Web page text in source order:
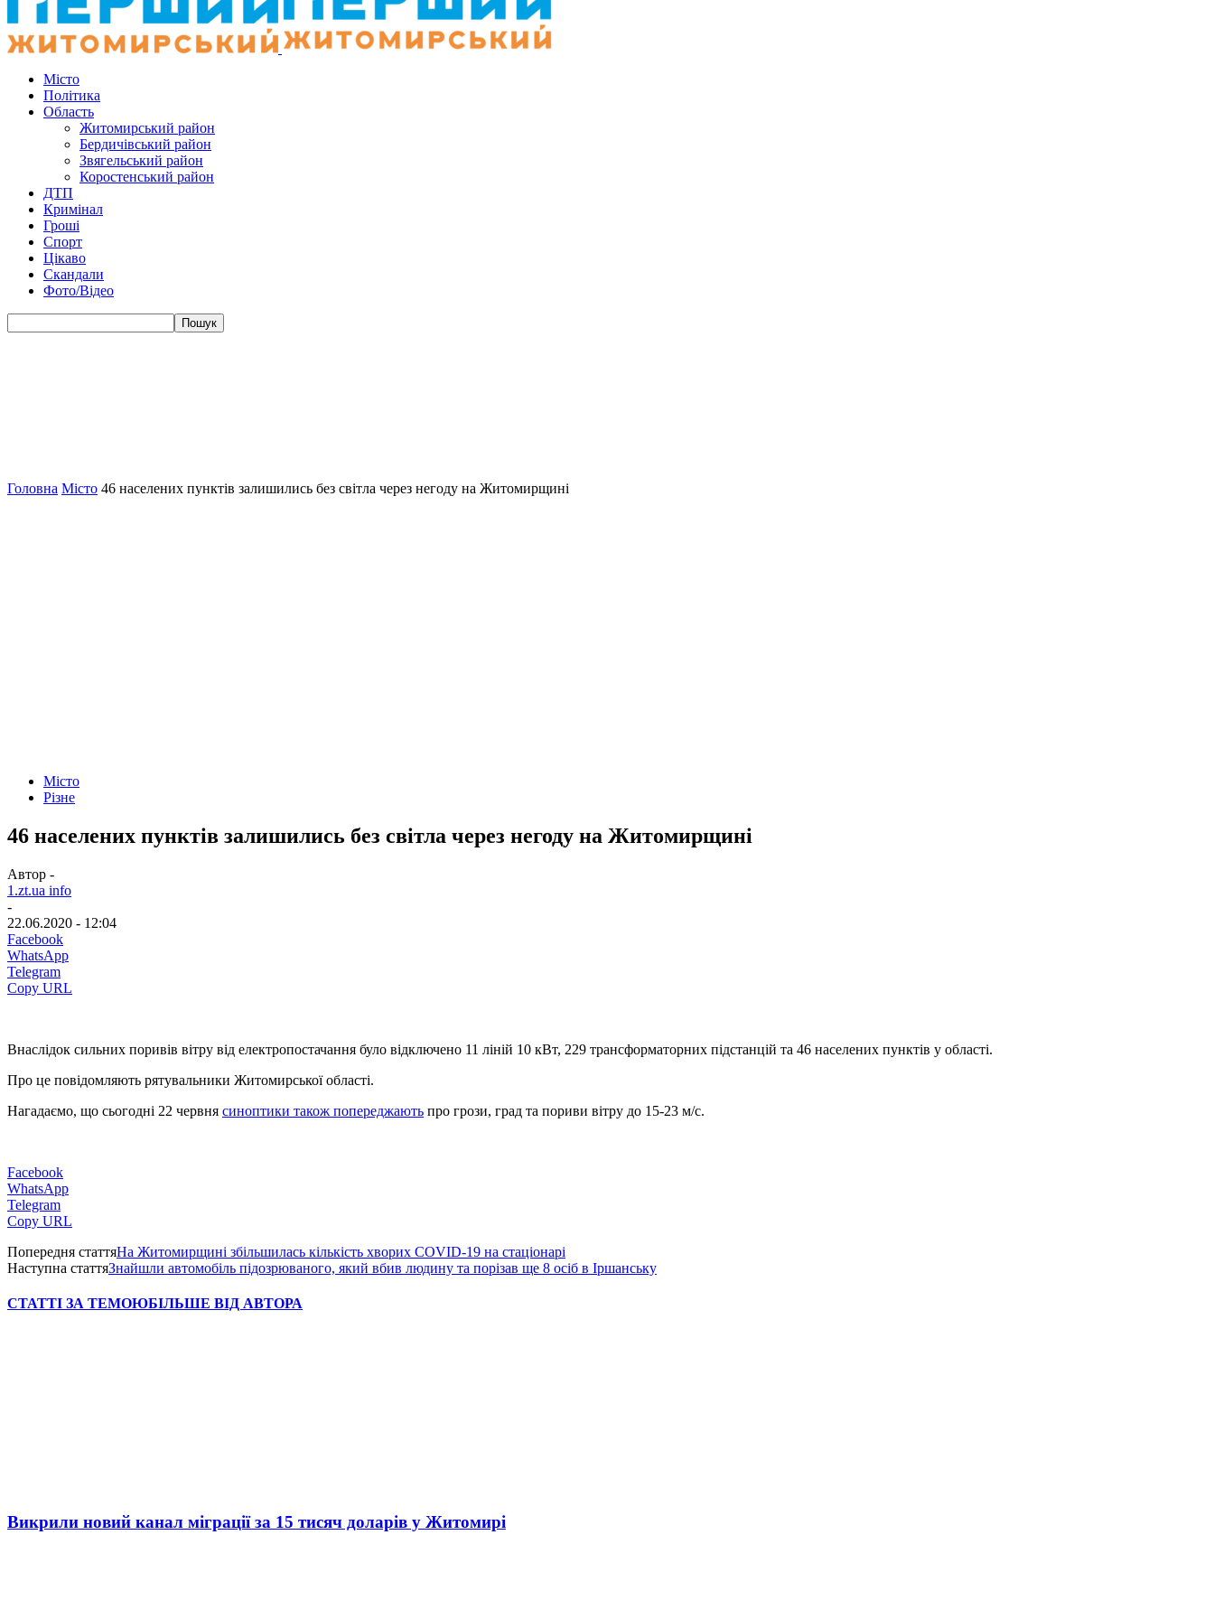
Місто
Політика
Область
Житомирський район
Бердичівський район
Звягельський район
Коростенський район
ДТП
Кримінал
Гроші
Спорт
Цікаво
Скандали
Фото/Відео
Головна Місто 46 населених пунктів залишились без світла через негоду на Житомирщині
Місто
Різне
46 населених пунктів залишились без світла через негоду на Житомирщині
Автор -
1.zt.ua info
-
22.06.2020 - 12:04
Facebook
WhatsApp
Telegram
Copy URL
Внаслідок сильних поривів вітру від електропостачання було відключено 11 ліній 10 кВт, 229 трансформаторних підстанцій та 46 населених пунктів у області.
Про це повідомляють рятувальники Житомирської області.
Нагадаємо, що сьогодні 22 червня синоптики також попереджають про грози, град та пориви вітру до 15-23 м/с.
Facebook
WhatsApp
Telegram
Copy URL
Попередня статтяНа Житомирщині збільшилась кількість хворих COVID-19 на стаціонарі
Наступна статтяЗнайшли автомобіль підозрюваного, який вбив людину та порізав ще 8 осіб в Іршанську
СТАТТІ ЗА ТЕМОЮБІЛЬШЕ ВІД АВТОРА
Викрили новий канал міграції за 15 тисяч доларів у Житомирі